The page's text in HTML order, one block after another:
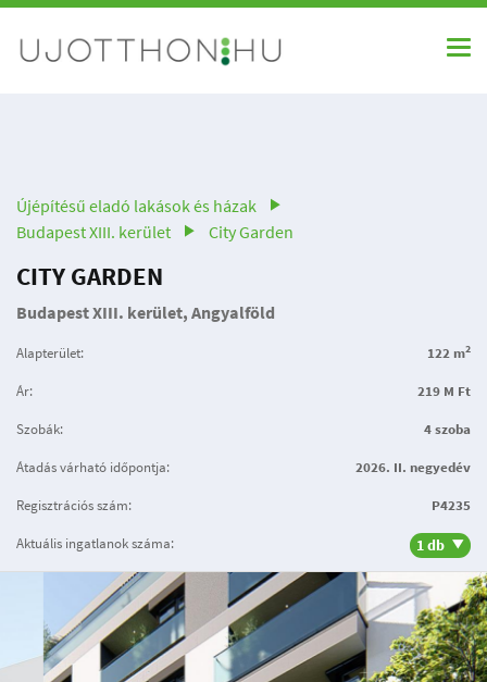
Újépítésű eladó lakások és házak
Budapest XIII. kerület
City Garden
CITY GARDEN
Budapest XIII. kerület, Angyalföld
Alapterület: 122 m2
Ár: 219 M Ft
Szobák: 4 szoba
Átadás várható időpontja: 2026. II. negyedév
Regisztrációs szám: P4235
Aktuális ingatlanok száma: 1 db